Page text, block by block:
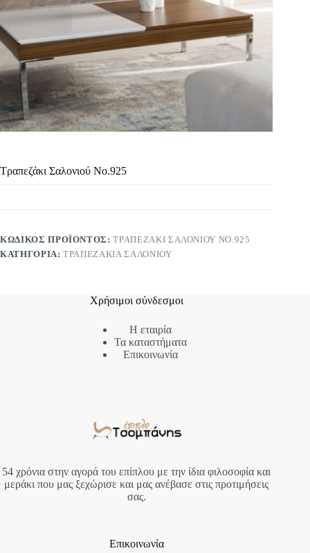
Τραπεζάκι Σαλονιού Νο.925
ΚΩΔΙΚΌΣ ΠΡΟΪΌΝΤΟΣ:ΤΡΑΠΕΖΆΚΙ ΣΑΛΟΝΙΟΎ ΝΟ.925
ΚΑΤΗΓΟΡΊΑ:ΤΡΑΠΕΖΆΚΙΑ ΣΑΛΟΝΙΟΎ
Χρήσιμοι σύνδεσμοι
Η εταιρία
Τα καταστήματα
Επικοινωνία
54 χρόνια στην αγορά του επίπλου με την ίδια φιλοσοφία και
μεράκι που μας ξεχώρισε και μας ανέβασε στις προτιμήσεις
σας.
Επικοινωνία